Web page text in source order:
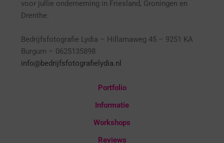
voor jullie onderneming in Friesland, Groningen en
Drenthe.
Bedrijfsfotografie Lydia – Hillamaweg 45 – 9251 KA
Burgum – 0625135898
info@bedrijfsfotografielydia.nl
Portfolio
Informatie
Workshops
Reviews